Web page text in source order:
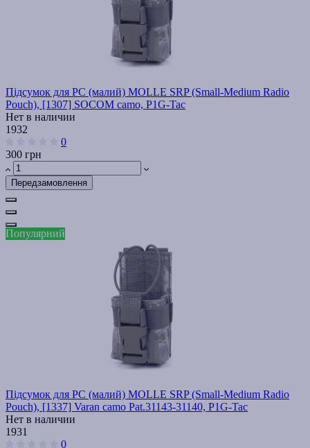
Підсумок для РС (малий) MOLLE SRP (Small-Medium Radio
Pouch), [1307] SOCOM camo, P1G-Tac
Нет в наличии
1932
0
300 грн
Передзамовлення
Популярний
Підсумок для РС (малий) MOLLE SRP (Small-Medium Radio
Pouch), [1337] Varan camo Pat.31143-31140, P1G-Tac
Нет в наличии
1931
0